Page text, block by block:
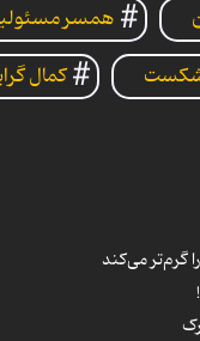
همسر
شکست
کمال